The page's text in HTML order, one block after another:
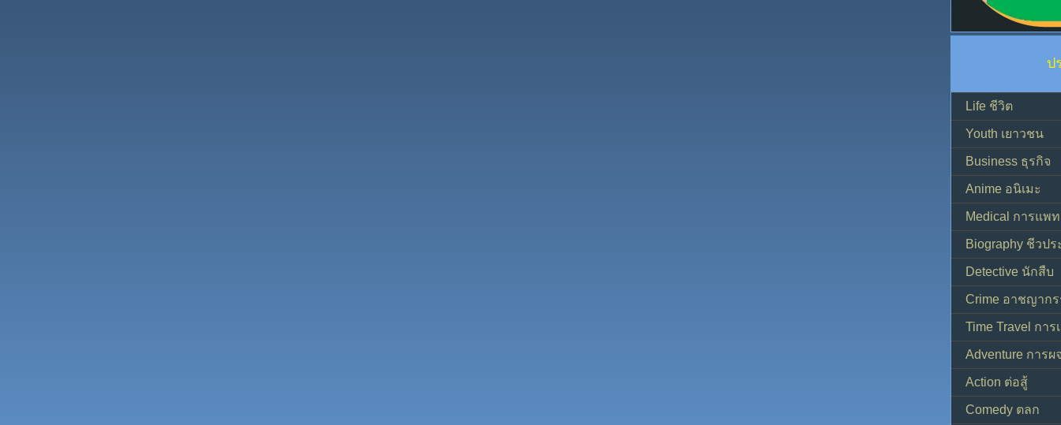
ป
Life ชีวิต
Youth เยาวชน
Business ธุรกิจ
Anime อนิเมะ
Medical การแพ
Biography ชีวปร
Detective นักสืบ
Crime อาชญาก
Time Travel กา
Adventure การ
Action ต่อสู้
Comedy ตลก